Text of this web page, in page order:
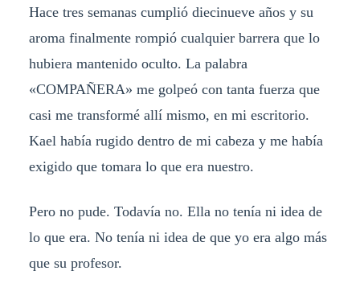
Hace tres semanas cumplió diecinueve años y su
aroma finalmente rompió cualquier barrera que lo
hubiera mantenido oculto. La palabra
«COMPAÑERA» me golpeó con tanta fuerza que
casi me transformé allí mismo, en mi escritorio.
Kael había rugido dentro de mi cabeza y me había
exigido que tomara lo que era nuestro.
Pero no pude. Todavía no. Ella no tenía ni idea de
lo que era. No tenía ni idea de que yo era algo más
que su profesor.